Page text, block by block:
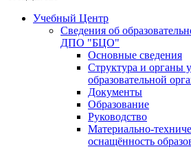
Учебный Центр
Сведения об
ДПО "БЦО"
Основные сведения
Структура и органы
образовательной
Документы
Образование
Руководство
Материально-
оснащённость